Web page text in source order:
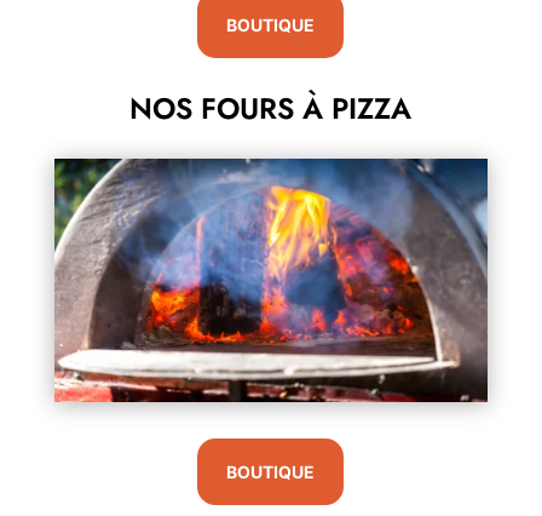
BOUTIQUE
NOS FOURS À PIZZA
BOUTIQUE